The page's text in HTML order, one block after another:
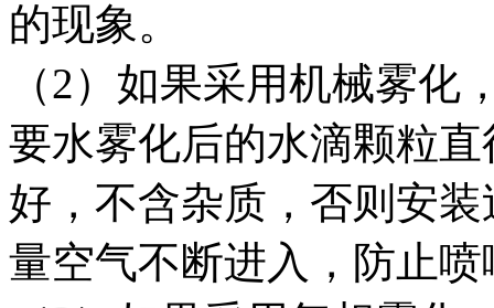
的现象。
（2）如果采用机械雾
要水雾化后的水滴颗粒
好，不含杂质，否则安
量空气不断进入，防止